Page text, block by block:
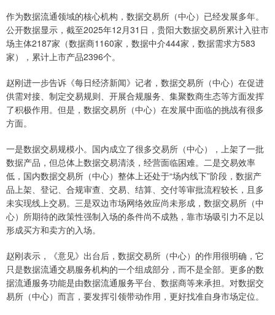
作为数据流通领域的核心机构，数据交易所（中心）已经发展多年。
公开数据显示，截至2025年12月31日，贵阳大数据交易所累计入驻市
场主体2187家（数据商1160家，数据中介444家，数据需求方583
家），累计上市产品2396个。
赵刚进一步告诉《每日经济新闻》记者，数据交易所（中心）在促进
供需对接、制定交易规则、开展合规服务、集聚数商生态等方面发挥
了积极作用。但是，数据交易所（中心）在发展中面临的挑战有很多
方面。
一是数据交易规模小。国内成立了很多交易所（中心），上架了一批
数据产品，但总体上数据交易清淡，经营面临困难。二是交易效率
低，国内数据交易所（中心）整体上还处于“场内线下”阶段，数据产
品上架、登记、合规审查、交易、结算、交付等审批流程较长，且多
未实现线上交易。三是双边市场网络效应尚未形成，数据交易所（中
心）所期待的政策性强制入场的条件尚不成熟，靠市场吸引力不足以
形成买方和卖方的入场。
赵刚表示，《意见》出台后，数据交易所（中心）的作用很明确，它
只是数据流通交易服务机构的一个组成部分，而不是全部。更多的数
据流通服务功能是由数据流通服务平台、数据商等来承担。对数据交
易所（中心）而言，要发挥引领带动作用，更好找准自身市场定位。